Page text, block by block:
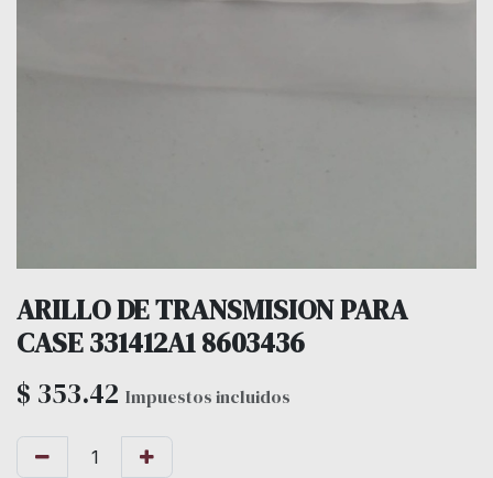
ARILLO DE TRANSMISION PARA
CASE 331412A1 8603436
$ 353.42 Impuestos incluidos